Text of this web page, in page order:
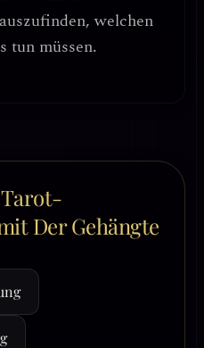
welchen
tun müssen.
Der Gehängte